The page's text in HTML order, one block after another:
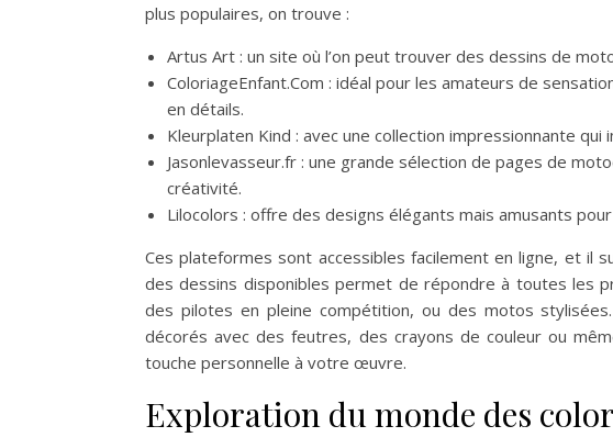
plus populaires, on trouve :
Artus Art : un site où l’on peut trouver des dessins de
ColoriageEnfant.Com : idéal pour les amateurs de
en détails.
Kleurplaten Kind : avec une collection impressionnante
Jasonlevasseur.fr : une grande sélection de pages de
créativité.
Lilocolors : offre des designs élégants mais amusants
Ces plateformes sont accessibles facilement en ligne, et il
des dessins disponibles permet de répondre à toutes les
des pilotes en pleine compétition, ou des motos
décorés avec des feutres, des crayons de couleur ou
touche personnelle à votre œuvre.
Exploration du monde des